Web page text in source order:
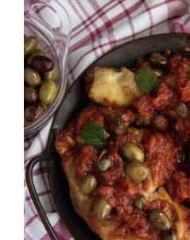
oliva.
Per lucidare: 1 tuorlo
Fate sciogliere il lievito nell`
Raccogliete nella ciotola della
versate il lievito sciolto e
anche il sale e l` olio.
ottenere un composto ben
lasciatela lievitare in una
2 ore, coperta.
Mettete in ammollo il pan
in una ciotola le carni